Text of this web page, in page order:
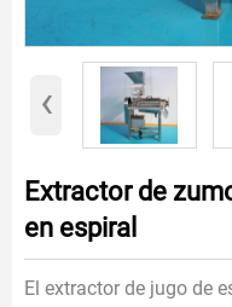
‹
Extractor de
en espiral
El extractor de jugo de